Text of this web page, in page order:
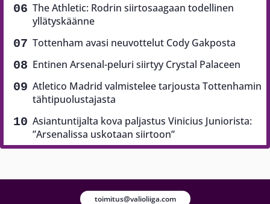
The Athletic: Rodrin siirtosaagaan todellinen
yllätyskäänne
Tottenham avasi neuvottelut Cody Gakposta
Entinen Arsenal-peluri siirtyy Crystal Palaceen
Atletico Madrid valmistelee tarjousta Tottenhamin
tähtipuolustajasta
Asiantuntijalta kova paljastus Vinicius Juniorista:
”Arsenalissa uskotaan siirtoon”
toimitus@valioliiga.com